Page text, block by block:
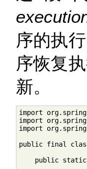
序的执
序恢复
新。
import
import
import
public final
public